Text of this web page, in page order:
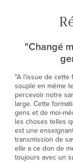
"Changé
"A l’issue de
souple en même
percevoir notre
large. Cette
gens et de moi-
les choses telles
est une
transmission de
elle a ce don de
toujours avec un